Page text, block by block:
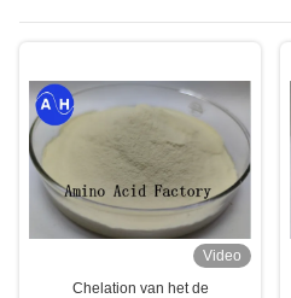
calciumborium
Video
Chelation van het de